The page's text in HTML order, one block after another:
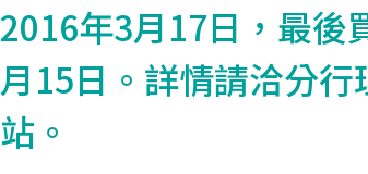
2016年3月17日，最後
月15日。詳情請洽分
站。